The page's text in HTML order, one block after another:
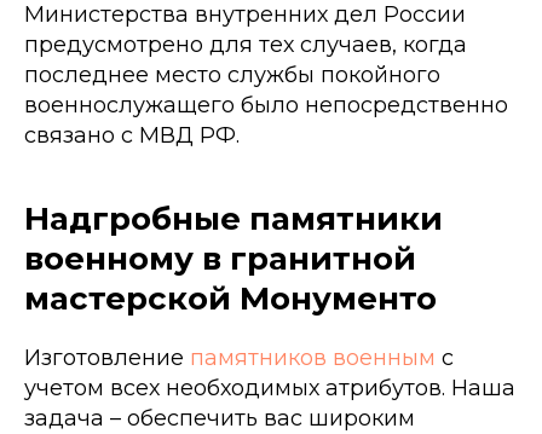
Министерства внутренних дел России
предусмотрено для тех случаев, когда
последнее место службы покойного
военнослужащего было непосредственно
связано с МВД РФ.
Надгробные памятники
военному в гранитной
мастерской Монументо
Изготовление памятников военным с
учетом всех необходимых атрибутов. Наша
задача – обеспечить вас широким